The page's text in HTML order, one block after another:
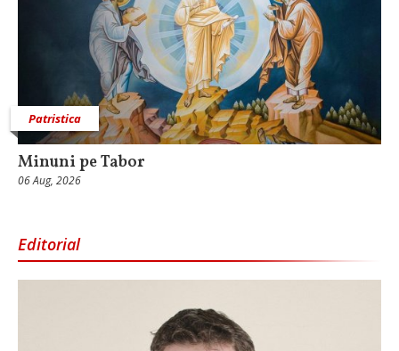
Patristica
Minuni pe Tabor
06 Aug, 2026
Editorial